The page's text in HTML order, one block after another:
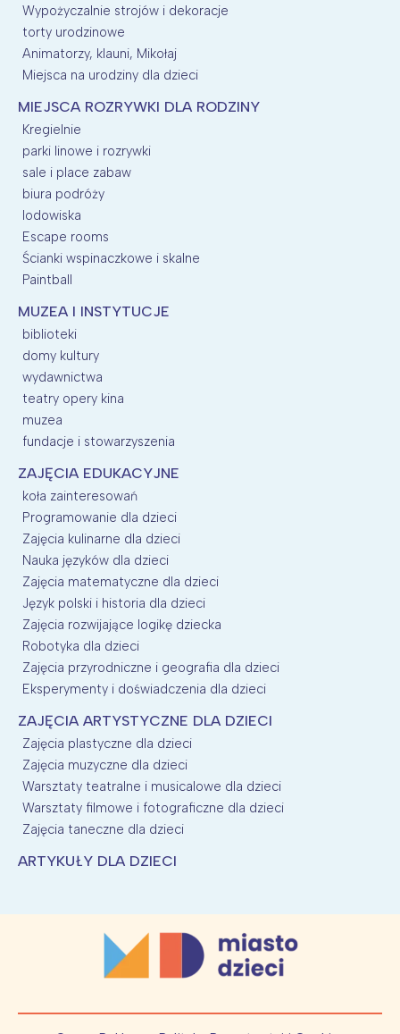
Wypożyczalnie strojów i dekoracje
torty urodzinowe
Animatorzy, klauni, Mikołaj
Miejsca na urodziny dla dzieci
MIEJSCA ROZRYWKI DLA RODZINY
Kregielnie
parki linowe i rozrywki
sale i place zabaw
biura podróży
lodowiska
Escape rooms
Ścianki wspinaczkowe i skalne
Paintball
MUZEA I INSTYTUCJE
biblioteki
domy kultury
wydawnictwa
teatry opery kina
muzea
fundacje i stowarzyszenia
ZAJĘCIA EDUKACYJNE
koła zainteresowań
Programowanie dla dzieci
Zajęcia kulinarne dla dzieci
Nauka języków dla dzieci
Zajęcia matematyczne dla dzieci
Język polski i historia dla dzieci
Zajęcia rozwijające logikę dziecka
Robotyka dla dzieci
Zajęcia przyrodniczne i geografia dla dzieci
Eksperymenty i doświadczenia dla dzieci
ZAJĘCIA ARTYSTYCZNE DLA DZIECI
Zajęcia plastyczne dla dzieci
Zajęcia muzyczne dla dzieci
Warsztaty teatralne i musicalowe dla dzieci
Warsztaty filmowe i fotograficzne dla dzieci
Zajęcia taneczne dla dzieci
ARTYKUŁY DLA DZIECI